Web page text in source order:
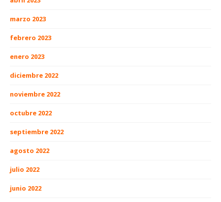
marzo 2023
febrero 2023
enero 2023
diciembre 2022
noviembre 2022
octubre 2022
septiembre 2022
agosto 2022
julio 2022
junio 2022